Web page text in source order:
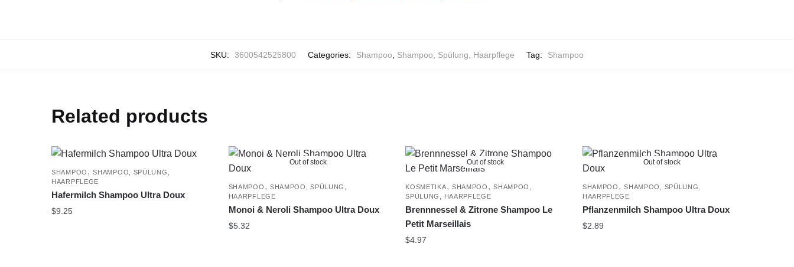
SKU: 3600542525800 Categories: Shampoo Shampoo, Spülung, Haarpflege Tag: Shampoo
Related products
SHAMPOO ,SHAMPOO, SPÜLUNG,
HAARPFLEGE
Hafermilch Shampoo Ultra Doux
$9.25
Out of stock
SHAMPOO , SHAMPOO, SPÜLUNG,
HAARPFLEGE
Monoi & Neroli Shampoo Ultra Doux
$5.32
Out of stock
KOSMETIKA, SHAMPOO ,SHAMPOO,
SPÜLUNG, HAARPFLEGE
Brennnessel & Zitrone Shampoo Le
Petit Marseillais
$4.97
Out of stock
SHAMPOO ,SHAMPOO, SPÜLUNG,
HAARPFLEGE
Pflanzenmilch Shampoo Ultra Doux
$2.89